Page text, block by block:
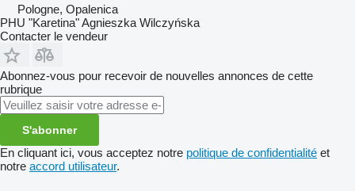
Pologne, Opalenica
PHU "Karetina" Agnieszka Wilczyńska
Contacter le vendeur
Abonnez-vous pour recevoir de nouvelles annonces de cette
rubrique
S'abonner
En cliquant ici, vous acceptez notre politique de confidentialité et
notre accord utilisateur.